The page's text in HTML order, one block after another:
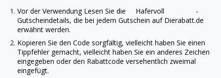
Vor der Verwendung Lesen Sie die Hafervoll -
Gutscheindetails, die bei jedem Gutschein auf Dierabatt.de
erwähnt werden.
Kopieren Sie den Code sorgfältig, vielleicht haben Sie einen
Tippfehler gemacht, vielleicht haben Sie ein anderes Zeichen
eingegeben oder den Rabattcode versehentlich zweimal
eingefügt.